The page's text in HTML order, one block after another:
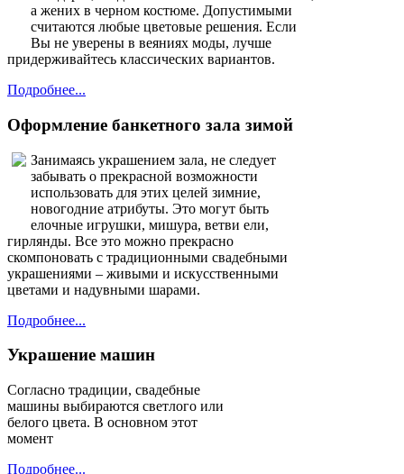
Подробнее...
Оформление банкетного зала зимой
Занимаясь украшением зала, не следует
использовать для этих целей зимние,
новогодние атрибуты. Это могут быть
елочные игрушки, мишура, ветви ели,
гирлянды. Все это можно прекрасно
скомпоновать с традиционными свадебными
украшениями – живыми и искусственными
цветами и надувными шарами.
Подробнее...
Украшение машин
Согласно традиции, свадебные
белого цвета. В основном этот
момент
Подробнее...